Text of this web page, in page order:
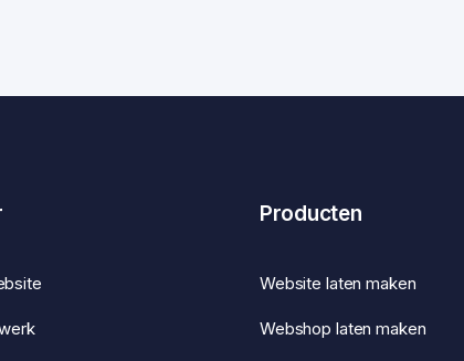
Producten
Website laten maken
Webshop laten maken